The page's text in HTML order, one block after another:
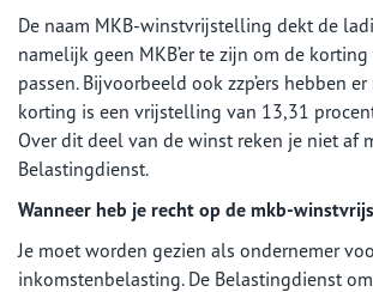
De naam MKB-winstvrijstelling dekt de
namelijk geen MKB’er te zijn om de
passen. Bijvoorbeeld ook zzp’ers hebben er
korting is een vrijstelling van 13,31
Over dit deel van de winst reken je niet af
Belastingdienst.
Wanneer heb je recht op de mkb-
Je moet worden gezien als ondernemer
inkomstenbelasting. De Belastingdienst